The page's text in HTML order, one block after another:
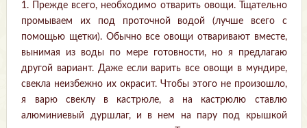
1. Прежде всего, необходимо отварить овощи. Тщательно
промываем их под проточной водой (лучше всего с
помощью щетки). Обычно все овощи отваривают вместе,
вынимая из воды по мере готовности, но я предлагаю
другой вариант. Даже если варить все овощи в мундире,
свекла неизбежно их окрасит. Чтобы этого не произошло,
я варю свеклу в кастрюле, а на кастрюлю ставлю
алюминиевый дуршлаг, и в нем на пару под крышкой